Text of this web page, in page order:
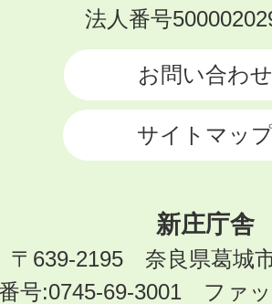
KATSURAGI
法人番号
お問い合わせ
サイトマッ
新庄庁舎
〒639-2195 奈良県葛城
号:0745-69-3001 ファ